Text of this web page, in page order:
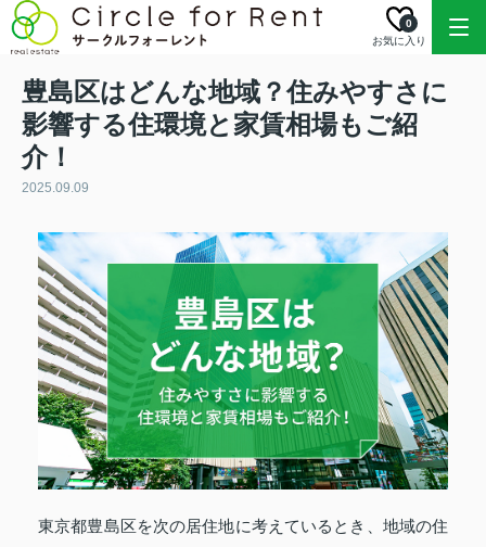
お気に入り
0
豊島区はどんな地域？住みやすさに
影響する住環境と家賃相場もご紹
介！
2025.09.09
東京都豊島区を次の居住地に考えているとき、地域の住